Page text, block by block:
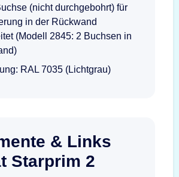
(nicht durchgebohrt) für
in der Rückwand
(Modell 2845: 2 Buchsen in
RAL 7035 (Lichtgrau)
& Links
Starprim 2